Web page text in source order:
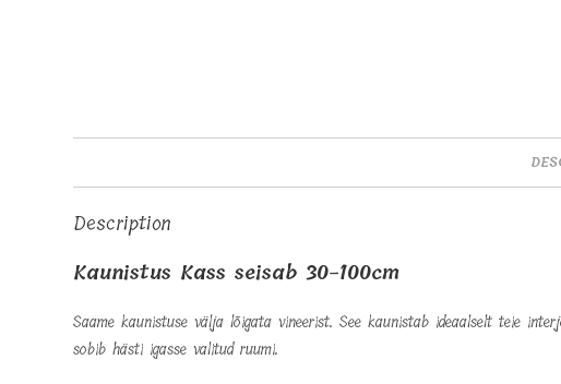
Description
Kaunistus Kass seisab 30-100cm
Saame kaunistuse välja lõigata vineerist. See kaunistab ideaalselt teie
sobib hästi igasse valitud ruumi.